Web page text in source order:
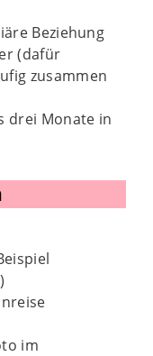
Beziehung
(dafür
zusammen
drei Monate in
im